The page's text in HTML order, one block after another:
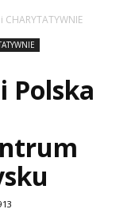
CHARYTATYWNIE
Polska